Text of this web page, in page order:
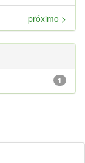
próximo >
1